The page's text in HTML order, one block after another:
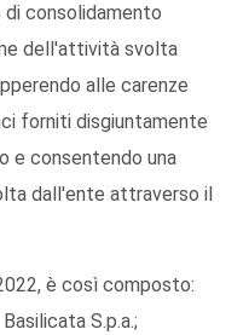
consolidamento
dell'attività svolta
alle carenze
forniti disgiuntamente
e consentendo una
dall'ente attraverso il
è così composto:
S.p.a.;